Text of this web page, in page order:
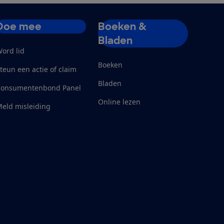
mee
lid
een actie of claim
Panel
misleiding
Boeken &
Bladen
Boeken
Bladen
Online lezen